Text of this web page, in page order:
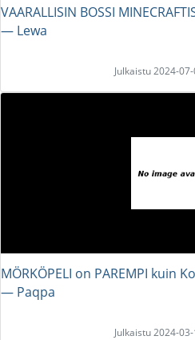
VAARALLISIN BOSSI
― Lewa
Julkaistu 2024-
MÖRKÖPELI on PAREMPI kuin
― Paqpa
Julkaistu 2024-